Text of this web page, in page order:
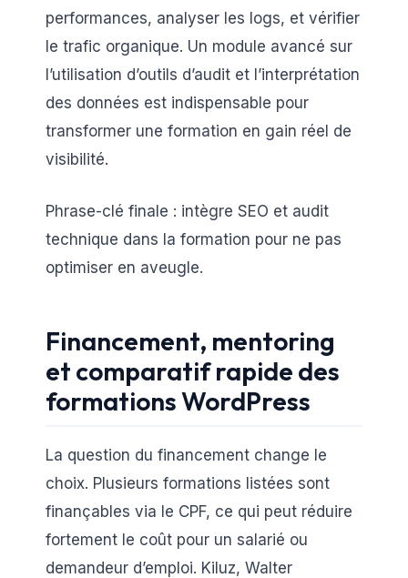
performances, analyser les logs, et vérifier
le trafic organique. Un module avancé sur
l’utilisation d’outils d’audit et l’interprétation
des données est indispensable pour
transformer une formation en gain réel de
visibilité.
Phrase-clé finale : intègre SEO et audit
technique dans la formation pour ne pas
optimiser en aveugle.
Financement, mentoring
et comparatif rapide des
formations WordPress
La question du financement change le
choix. Plusieurs formations listées sont
finançables via le CPF, ce qui peut réduire
fortement le coût pour un salarié ou
demandeur d’emploi. Kiluz, Walter